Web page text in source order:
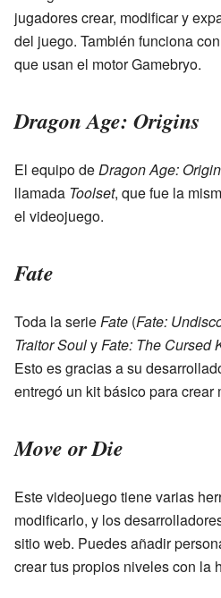
jugadores crear, modificar y
del juego. También funciona
que usan el motor Gamebryo.
Dragon Age: Origins
El equipo de Dragon Age:
llamada Toolset, que fue la
el videojuego.
Fate
Toda la serie Fate (Fate:
Traitor Souly Fate: The Cursed
Esto es gracias a su
entregó un kit básico para crear
Move or Die
Este videojuego tiene varias
modificarlo, y los
sitio web. Puedes añadir
crear tus propios niveles con la